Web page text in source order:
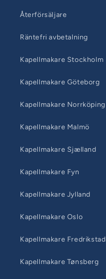
Återförsäljare
Räntefri avbetalning
Kapellmakare Stockholm
Kapellmakare Göteborg
Kapellmakare Norrköping
Kapellmakare Malmö
Kapellmakare Sjælland
Kapellmakare Fyn
Kapellmakare Jylland
Kapellmakare Oslo
Kapellmakare Fredrikstad
Kapellmakare Tønsberg